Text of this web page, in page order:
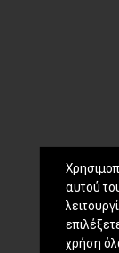
αυτού
χρήση